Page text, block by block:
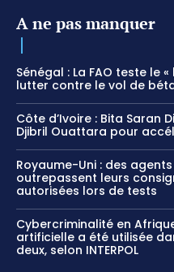
A ne pas manquer
Sénégal : La FAO teste le
lutter contre le vol de
Côte d’Ivoire : Bita Saran
Djibril Ouattara pour
Royaume-Uni : des
outrepassent leurs
autorisées lors de tests
Cybercriminalité en
artificielle a été utilisée
deux, selon INTERPOL